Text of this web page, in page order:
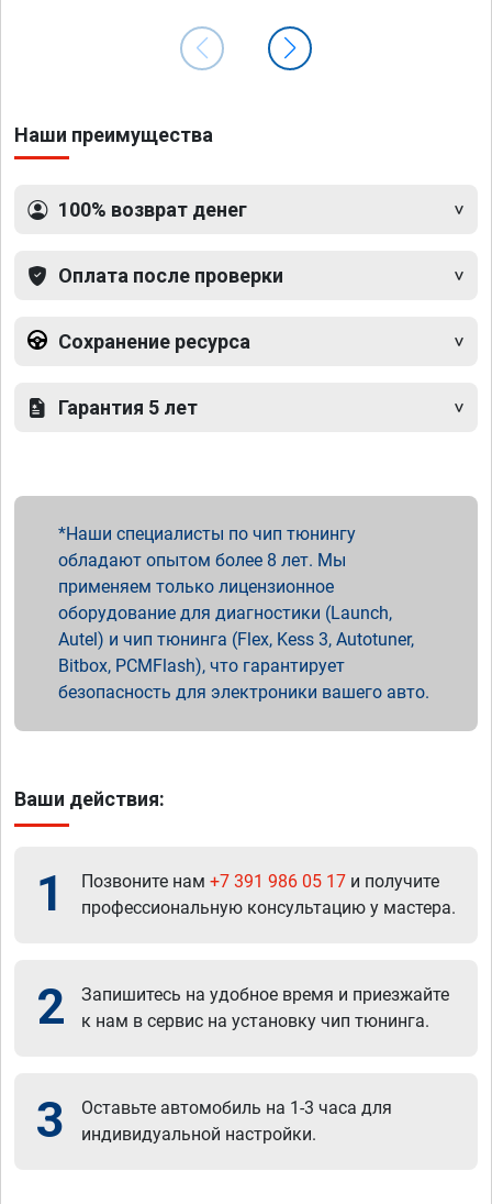
Наши преимущества
100% возврат денег
Оплата после проверки
Сохранение ресурса
Гарантия 5 лет
Наши специалисты по чип тюнингу
обладают опытом более 8 лет. Мы
применяем только лицензионное
оборудование для диагностики (Launch,
Autel) и чип тюнинга (Flex, Kess 3, Autotuner,
Bitbox, PCMFlash), что гарантирует
безопасность для электроники вашего авто.
Ваши действия:
1 Позвоните нам +7 391 986 05 17 и получите
профессиональную консультацию у мастера.
2
Запишитесь на удобное время и приезжайте
к нам в сервис на установку чип тюнинга.
3
Оставьте автомобиль на 1-3 часа для
индивидуальной настройки.